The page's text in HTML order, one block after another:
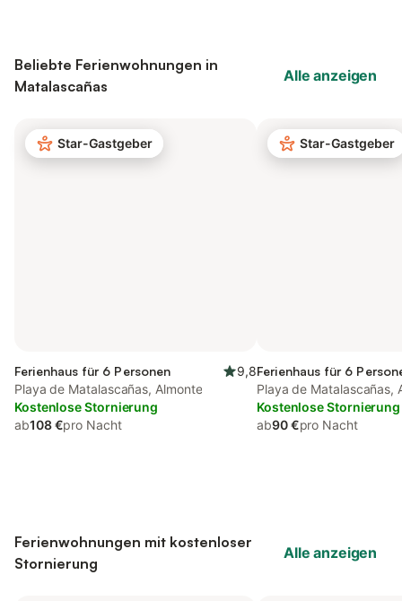
Beliebte Ferienwohnungen in
Matalascañas
Alle anzeigen
Star-Gastgeber
Ferienhaus für 6 Personen
9,8
Playa de Matalascañas, Almonte
Kostenlose Stornierung
ab108 €pro Nacht
Star-Gastgeber
Ferienhaus für 6
Playa de Matalascañas,
Kostenlose Stornierung
ab90 €pro Nacht
Ferienwohnungen mit kostenloser
Stornierung
Alle anzeigen